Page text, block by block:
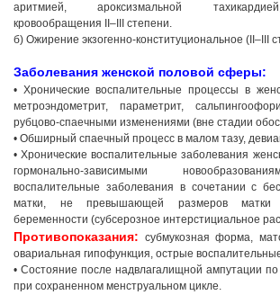
аритмией, ароксизмальной
кровообращения II–III степени.
б) Ожирение экзогенно-конституциональное (II–III
Заболевания женской половой сферы:
• Хронические воспалительные процессы в
метроэндометрит, параметрит,
рубцово-спаечными изменениями (вне стадии
• Обширный спаечный процесс в малом тазу,
• Хронические воспалительные заболевания
гормонально-зависимыми
воспалительные заболевания в сочетании с
матки, не превышающей размеров матки
беременности (субсерозное интерстициальное
Противопоказания: субмукозная форма,
овариальная гипофункция, острые
• Состояние после надвлагалищной ампутации
при сохраненном менструальном цикле.
Грузия, г. Цхалтубо.
+995 555 63 29 29; с 10:00 до
17:00 час.
www.tskaltuboresort.ge
© 2010 - 2026 Caucasus Travel Centre LTD Все
разрешения администрации сайта